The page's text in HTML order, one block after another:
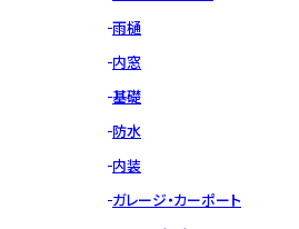
雨樋
内窓
基礎
防水
内装
ガレージ・カーポート